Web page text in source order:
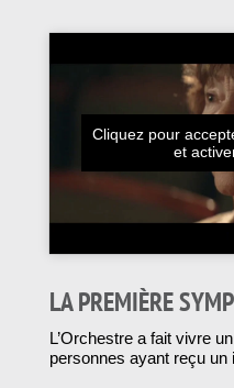
Cliquez pour
et
LA PREMIÈRE
L’Orchestre a fait vivre
personnes ayant reçu un